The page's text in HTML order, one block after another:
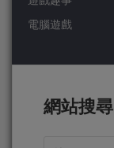
電腦遊戲
網站搜尋